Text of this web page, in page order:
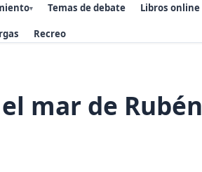
▾ Temas de debate Libros online
Recreo
mar de Rubén